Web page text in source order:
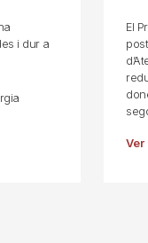
i dur a
El
Ver